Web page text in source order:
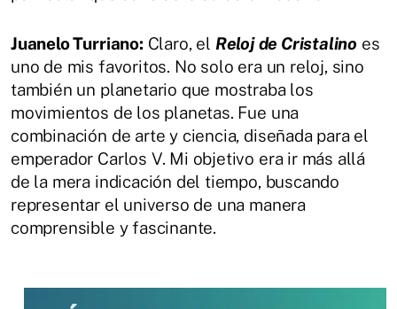
Juanelo Turriano: Claro, el Reloj de Cristalino es
uno de mis favoritos. No solo era un reloj, sino
también un planetario que mostraba los
movimientos de los planetas. Fue una
combinación de arte y ciencia, diseñada para el
emperador Carlos V. Mi objetivo era ir más allá
de la mera indicación del tiempo, buscando
representar el universo de una manera
comprensible y fascinante.